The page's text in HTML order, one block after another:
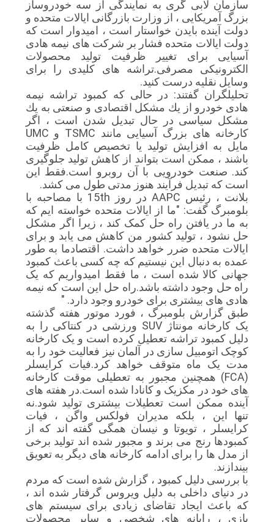
سازمان لابی گری به نمایندگی از سه خودروساز
بزرگ آمریکایی ، از وزارت بازرگانی ایالات متحده و
دولت آینده بایدن خواستار است ، امیدوار است که
دولت ایالات متحده فشار بر شرکت های نیمه هادی
آسیایی برای تغییر ظرفیت تولید محصولات
الکترونیکی مصرفی.تراشه های کلیدی را برای
وسایل نقلیه درست کنید.
تحلیلگران گفتند: در حالی كه كمبود تراشه نیمه
هادی خودرو از یك مشكل اقتصادی و صنعتی به یك
مشكل سیاسی در حال تبدیل شدن است ، اگر
كارخانه های بزرگ آسیایی مانند TSMC و UMC
مایل به افزایش تولید یا تخصیص كامل ظرفیت
باشند ، ممكن است بتواند از كاهش تولید جلوگیری
كند. صنعت خودرویی با آن روبرو است.فقط این
است که تبدیل فرآیند هنوز مدتی طول می کشد.
بلانت ، رئیس AAPC در روز 15th با مصاحبه با
بلومبرگ گفت: "ما از ایالات متحده خواسته ایم که
به ما در یافتن راه حل کمک کند ، زیرا اگر مشکل
حل نشود ، تولید کشور من کاهش می یابد و برای
ایالات متحده ضرر خواهد داشت. اقتصادما به طور
عمده به دنبال این نیستیم که چه کسی باعث کمبود
جهانی کالا شده است ، ما فقط امیدواریم که یک
راه حل وجود داشته باشد.راه حل این است که نیمه
هادی های بیشتری برای خودرو وجود دارد. "
طبق گزارش بلومبرگ ، فورد موتور هفته گذشته
یک کارخانه مونتاژ SUV ورزشی در کنتاکی را به
دلیل کمبود تراشه تعطیل کرده است و یک کارخانه
کوچک اتومبیل سازی در آلمان نیز فعالیت خود را به
مدت یک ماه متوقف خواهد کرد.فیات کرایسلر
(FCA) همچنین مجبور به تعطیلی موقت کارخانه
های خود در مکزیک و کانادا شده است.در هفته های
آینده ممکن است تعطیلات بیشتری تولید شود.نه
تنها این ، بلکه مدیران فولکس واگن ، فیات
کرایسلر ، تویوتا و نیسان همگی گفته اند که از
کمبودها رنج می برند و مجبور شده اند تولید برخی
از مدل ها را برای ادامه کارخانه های دیگر به تعویق
بیندازند.
با بررسی دلیل کمبود ، گزارش شده است که مردم
در دنیای داخلی به دلیل ویروس گرفتار شده اند ،
که باعث ایجاد تقاضای زیادی برای سیستم های
بازی ، رایانه های شخصی و سایر محصولات